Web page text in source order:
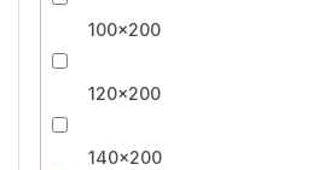
100x200
120x200
140x200